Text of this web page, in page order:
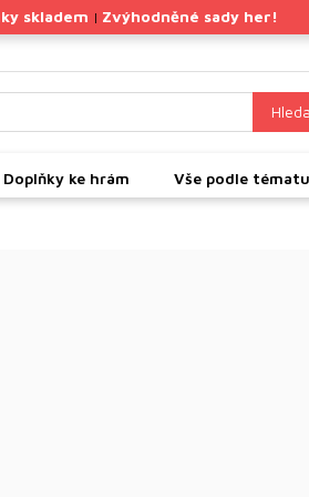
skladem | Zvýhodněné sady her!
Doplňky ke hrám Vše podle tématu